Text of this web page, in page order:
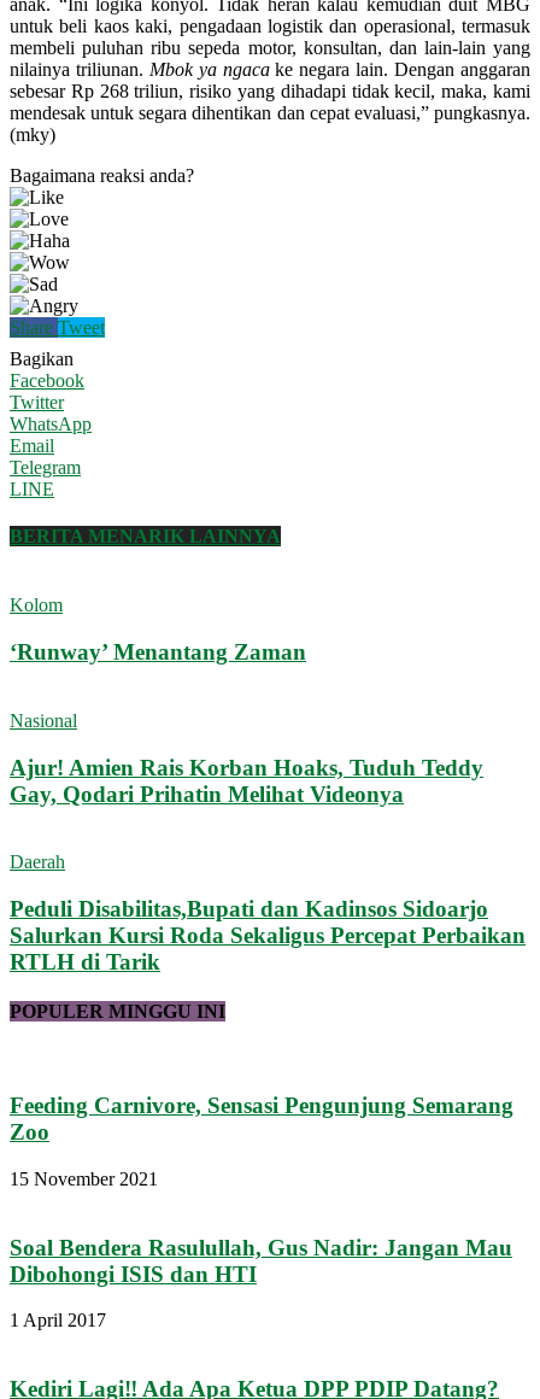
untuk beli kaos kaki, pengadaan logistik dan operasional, termasuk
membeli puluhan ribu sepeda motor, konsultan, dan lain-lain yang
nilainya triliunan. Mbok ya ngacake negara lain. Dengan anggaran
sebesar Rp 268 triliun, risiko yang dihadapi tidak kecil, maka, kami
mendesak untuk segara dihentikan dan cepat evaluasi,” pungkasnya.
(mky)
Bagaimana reaksi anda?
Share Tweet
Bagikan
Facebook
Twitter
WhatsApp
Email
Telegram
LINE
BERITA MENARIK LAINNYA
Kolom
‘Runway’ Menantang Zaman
Nasional
Ajur! Amien Rais Korban Hoaks, Tuduh Teddy
Gay, Qodari Prihatin Melihat Videonya
Daerah
Peduli Disabilitas,Bupati dan Kadinsos Sidoarjo
Salurkan Kursi Roda Sekaligus Percepat Perbaikan
RTLH di Tarik
POPULER MINGGU INI
Feeding Carnivore, Sensasi Pengunjung Semarang
Zoo
15 November 2021
Soal Bendera Rasulullah, Gus Nadir: Jangan Mau
Dibohongi ISIS dan HTI
1 April 2017
Kediri Lagi‼ Ada Apa Ketua DPP PDIP Datang?